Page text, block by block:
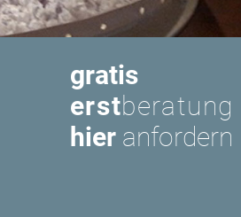
gratis
erstberatung
hier anfordern